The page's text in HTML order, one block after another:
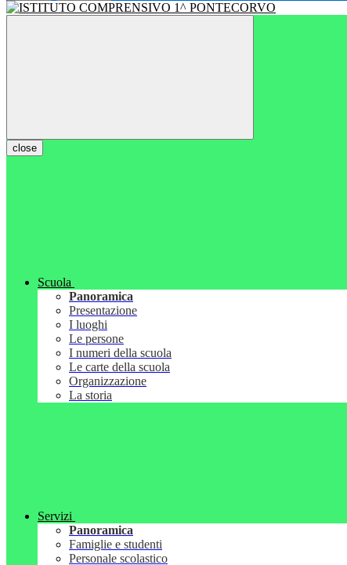
close
Scuola
Panoramica
Presentazione
I luoghi
Le persone
I numeri della scuola
Le carte della scuola
Organizzazione
La storia
Servizi
Panoramica
Famiglie e studenti
Personale scolastico